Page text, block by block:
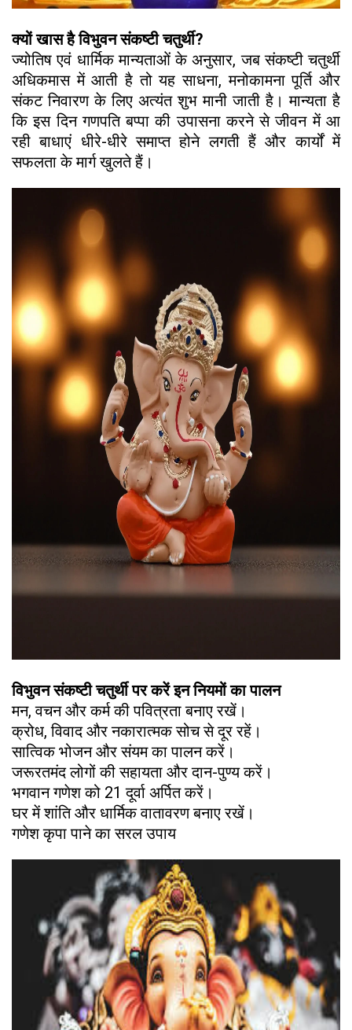
क्यों खास है विभुवन संकष्टी चतुर्थी?
ज्योतिष एवं धार्मिक मान्यताओं के अनुसार, जब संकष्टी चतुर्थी
अधिकमास में आती है तो यह साधना, मनोकामना पूर्ति और
संकट निवारण के लिए अत्यंत शुभ मानी जाती है। मान्यता है
कि इस दिन गणपति बप्पा की उपासना करने से जीवन में आ
रही बाधाएं धीरे-धीरे समाप्त होने लगती हैं और कार्यों में
सफलता के मार्ग खुलते हैं।
विभुवन संकष्टी चतुर्थी पर करें इन नियमों का पालन
मन, वचन और कर्म की पवित्रता बनाए रखें।
क्रोध, विवाद और नकारात्मक सोच से दूर रहें।
सात्विक भोजन और संयम का पालन करें।
जरूरतमंद लोगों की सहायता और दान-पुण्य करें।
भगवान गणेश को 21 दूर्वा अर्पित करें।
घर में शांति और धार्मिक वातावरण बनाए रखें।
गणेश कृपा पाने का सरल उपाय